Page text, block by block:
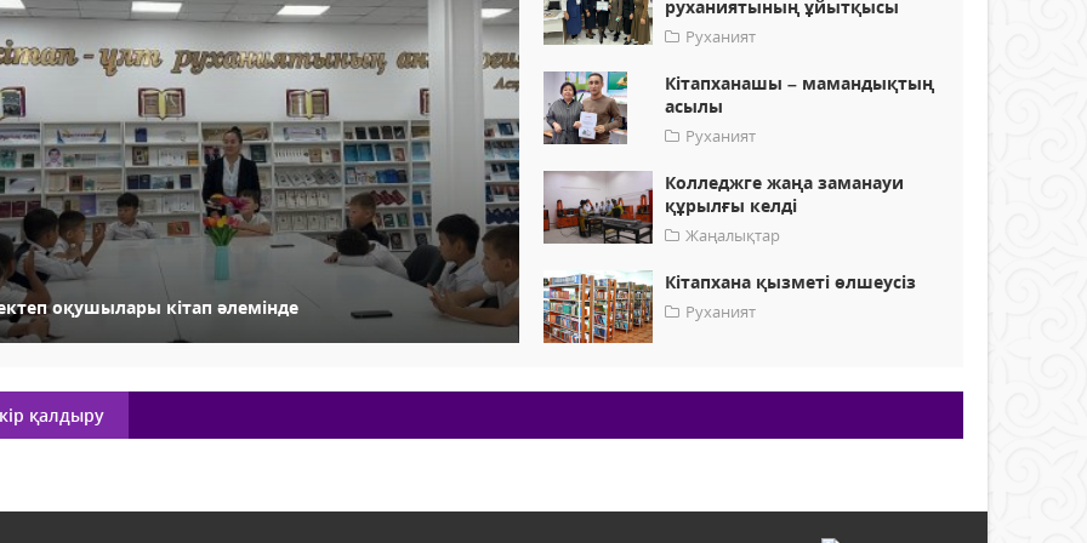
оқушылары кітап әлемінде
руханиятының ұйытқысы
Руханият
Кітапханашы – мамандықтың
асылы
Руханият
Колледжге жаңа заманауи
құрылғы келді
Жаңалықтар
Кітапхана қызметі өлшеусіз
Руханият
қалдыру